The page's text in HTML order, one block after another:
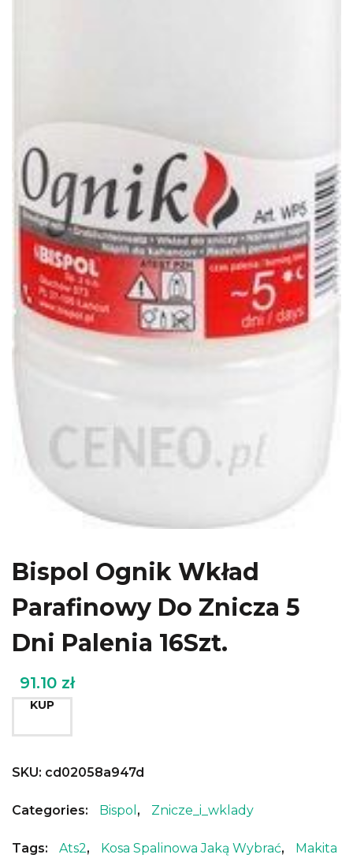
Bispol Ognik Wkład
Parafinowy Do Znicza 5
Dni Palenia 16Szt.
91.10 zł
KUP
SKU: cd02058a947d
Categories: Bispol , Znicze_i_wklady
Tags: Ats2, Kosa Spalinowa Jaką Wybrać,
Makita